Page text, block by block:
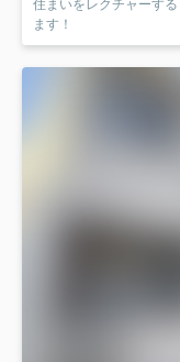
住まいをレクチャーす
ます！